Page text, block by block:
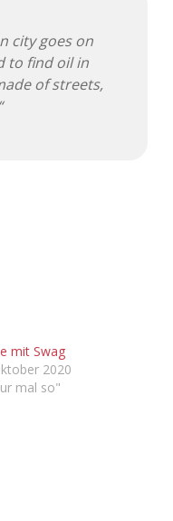
2013
2014
2016
2020
2022
city goes on
to find oil in
of streets,
mit Swag
2020
mal so"